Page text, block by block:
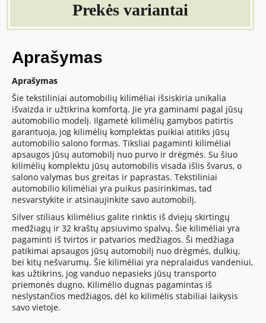
Prekės variantai
Aprašymas
Aprašymas
Šie tekstiliniai automobilių kilimėliai išsiskiria unikalia
išvaizda ir užtikrina komfortą. Jie yra gaminami pagal jūsų
automobilio modelį. Ilgametė kilimėlių gamybos patirtis
garantuoja, jog kilimėlių komplektas puikiai atitiks jūsų
automobilio salono formas. Tiksliai pagaminti kilimėliai
apsaugos jūsų automobilį nuo purvo ir drėgmės. Su šiuo
kilimėlių komplektu jūsų automobilis visada išlis švarus, o
salono valymas bus greitas ir paprastas. Tekstiliniai
automobilio kilimėliai yra puikus pasirinkimas, tad
nesvarstykite ir atsinaujinkite savo automobilį.
Silver stiliaus kilimėlius galite rinktis iš dviejų skirtingų
medžiagų ir 32 kraštų apsiuvimo spalvų. Šie kilimėliai yra
pagaminti iš tvirtos ir patvarios medžiagos. Ši medžiaga
patikimai apsaugos jūsų automobilį nuo drėgmės, dulkių,
bei kitų nešvarumų. Šie kilimėliai yra nepralaidus vandeniui,
kas užtikrins, jog vanduo nepasieks jūsų transporto
priemonės dugno. Kilimėlio dugnas pagamintas iš
neslystančios medžiagos, dėl ko kilimėlis stabiliai laikysis
savo vietoje.